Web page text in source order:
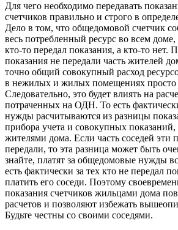
Для чего необходимо передавать
счетчиков правильно и строго в
Дело в том, что общедомовой счетчик
весь потребленный ресурс во всем
кто-то передал показания, а кто-то нет.
показания не передали часть жителей
точно общий совокупный расход
в нежилых и жилых помещениях просто
Следовательно, это будет влиять на
потраченных на ОДН. То есть
нужды расчитываются из разницы
прибора учета и совокупных
жителями дома. Если часть соседей эти
передали, то эта разница может быть
знайте, платят за общедомовые нужды
есть фактически за тех кто не передал
платить его соседи. Поэтому
показания счетчиков жильцами дома
расчетов и позволяют избежать
Будьте честны со своими соседями.